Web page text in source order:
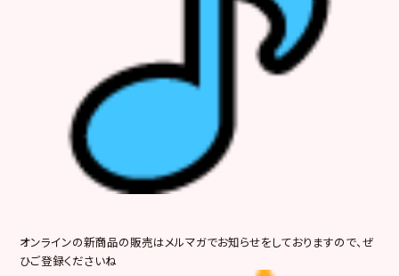
オンラインの新商品の販売はメルマガでお知らせをしておりますので、ぜ
ひご登録くださいね